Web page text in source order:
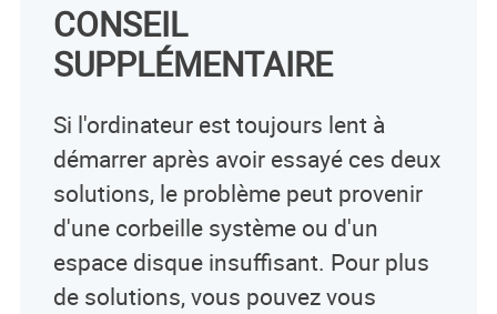
CONSEIL
SUPPLÉMENTAIRE
Si l'ordinateur est toujours lent à
démarrer après avoir essayé ces deux
solutions, le problème peut provenir
d'une corbeille système ou d'un
espace disque insuffisant. Pour plus
de solutions, vous pouvez vous